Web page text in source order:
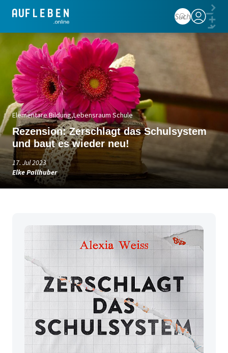
Anmelden
Elementare Bildung Lebensraum Schule
Rezension: Zerschlagt das Schulsystem
und baut es wieder neu!
17. Jul 2023
Elke Pallhuber